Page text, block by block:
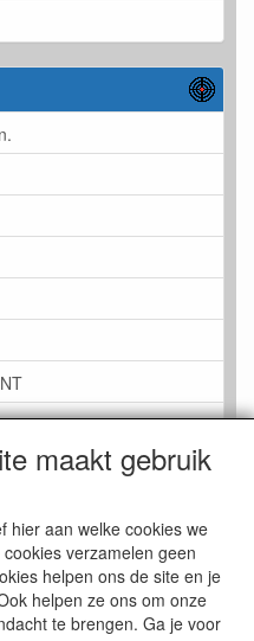
maakt gebruik
hier aan welke cookies we
verzamelen geen
helpen ons de site en je
helpen ze ons om onze
te brengen. Ga je voor